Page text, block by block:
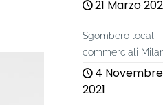
21 Marzo
Sgombero locali
commerciali
4 Novembre
2021